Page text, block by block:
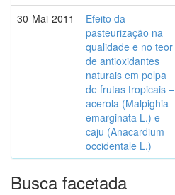
30-Mai-2011
Efeito da
pasteurização na
qualidade e no teor
de antioxidantes
naturais em polpa
de frutas tropicais –
acerola (Malpighia
emarginata L.) e
caju (Anacardium
occidentale L.)
Busca facetada